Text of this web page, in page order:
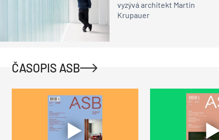
vyzývá architekt Martin
Krupauer
ČASOPIS ASB